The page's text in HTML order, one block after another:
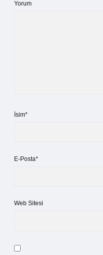
Yorum
İsim*
E-Posta*
Web Sitesi